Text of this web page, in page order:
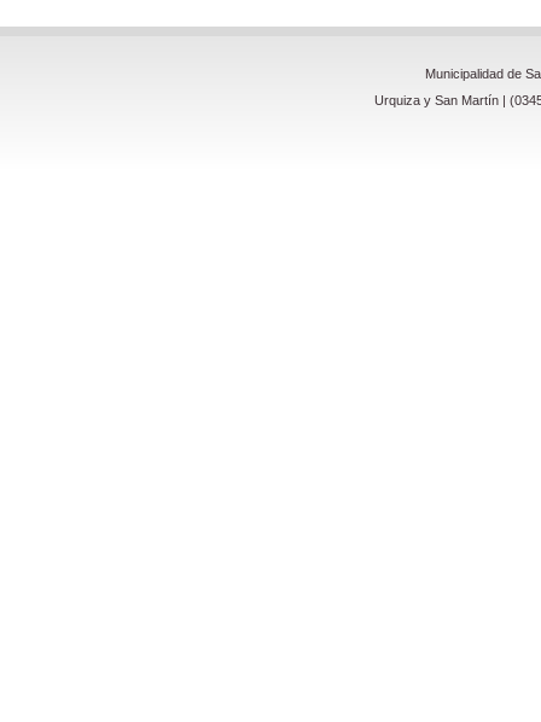
Municipalidad de
Urquiza y San Martín |